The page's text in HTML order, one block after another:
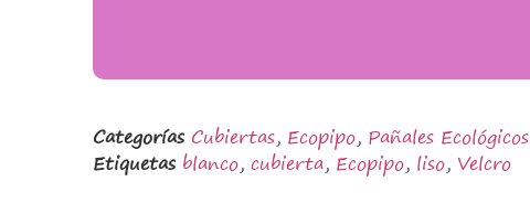
Categorías Cubiertas, Ecopipo, Pañales Ecológicos
Etiquetas blanco,cubierta, Ecopipo, liso, Velcro